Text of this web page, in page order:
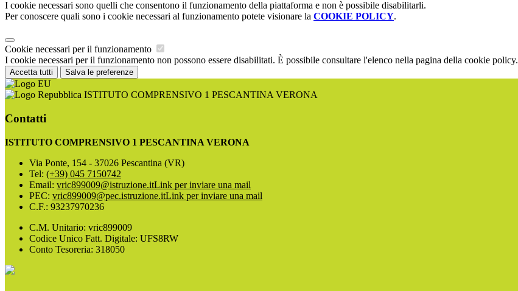
I cookie necessari sono quelli che consentono il funzionamento della piattaforma e non è possibile disabilitarli.
Per conoscere quali sono i cookie necessari al funzionamento potete visionare la COOKIE POLICY.
Cookie necessari per il funzionamento
I cookie necessari per il funzionamento non possono essere disabilitati. È possibile consultare l'elenco nella pagina della cookie policy.
Accetta tutti Salva le preferenze
ISTITUTO COMPRENSIVO 1 PESCANTINA VERONA
Contatti
ISTITUTO COMPRENSIVO 1 PESCANTINA VERONA
Via Ponte, 154 - 37026 Pescantina (VR)
Tel: (+39) 045 7150742
Email: vric899009@istruzione.itLink per inviare una mail
PEC: vric899009@pec.istruzione.itLink per inviare una mail
C.F.: 93237970236
C.M. Unitario: vric899009
Codice Unico Fatt. Digitale: UFS8RW
Conto Tesoreria: 318050